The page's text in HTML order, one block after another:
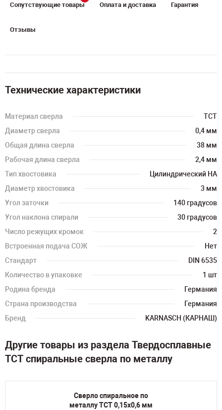
Сопутствующие товары Оплата и доставка Гарантия
Отзывы
Технические характеристики
Материал сверла
TCT
Диаметр сверла
0,4 мм
Общая длина сверла
38 мм
Рабочая длина сверла
2,4 мм
Тип хвостовика
Цилиндрический HA
Диаметр хвостовика
3 мм
Угол заточки
140 градусов
Угол наклона спирали
30 градусов
Число режущих кромок
2
Встроенная подача СОЖ
Нет
Стандарт
DIN 6535
Количество в упаковке
1 шт
Родина бренда
Германия
Страна производства
Германия
Бренд
KARNASCH (КАРНАШ)
Другие товары из раздела Твердосплавные
TCT спиральные сверла по металлу
Сверло спиральное по
металлу TCT 0,15х0,6 мм